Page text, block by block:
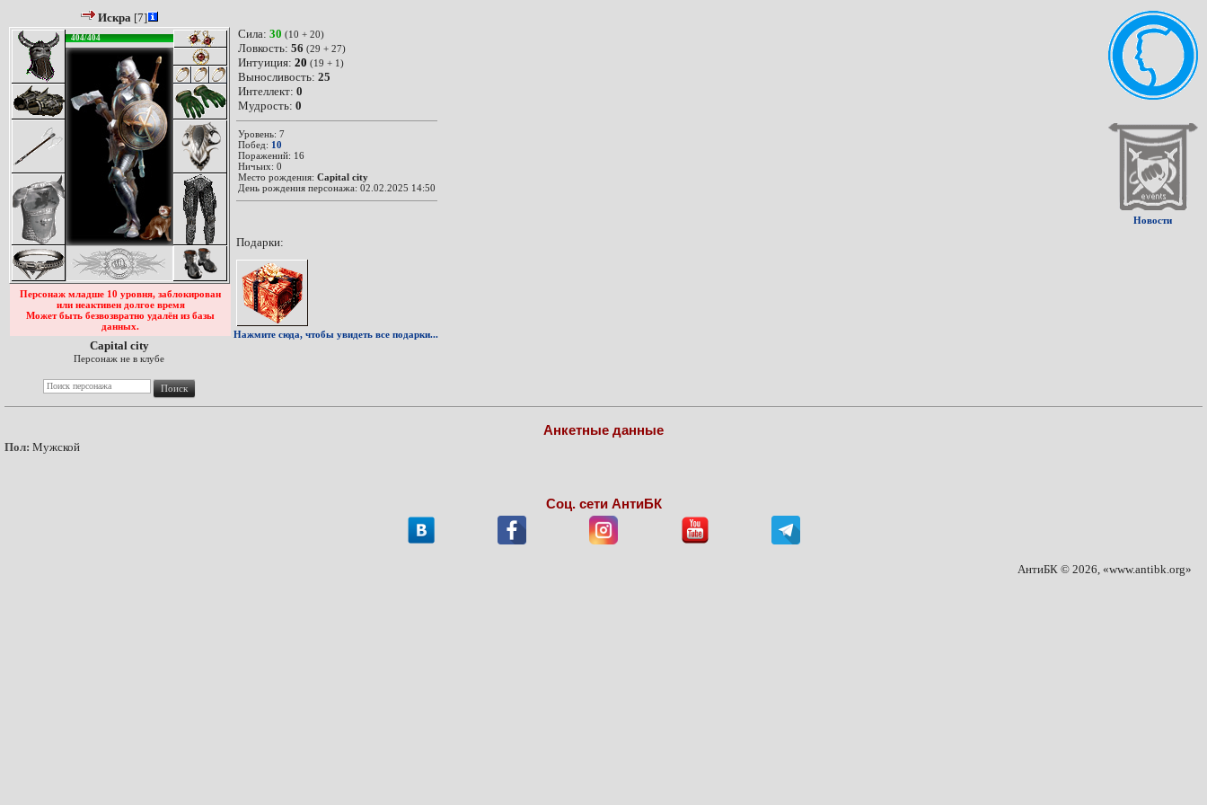
Искра [7]
404/404
Персонаж младше 10 уровня, заблокирован
или неактивен долгое время
Может быть безвозвратно удалён из базы
данных.
Capital city
Персонаж не в клубе
Сила: 30 (10 + 20)
Ловкость: 56 (29 + 27)
Интуиция: 20 (19 + 1)
Выносливость: 25
Интеллект: 0
Мудрость: 0
Уровень: 7
Побед: 10
Поражений: 16
Ничьих: 0
Место рождения: Capital city
День рождения персонажа: 02.02.2025 14:50
Подарки:
Нажмите сюда, чтобы увидеть все подарки...
Новости
Анкетные данные
Пол: Мужской
Соц. сети АнтиБК
АнтиБК © 2026, «www.antibk.org»